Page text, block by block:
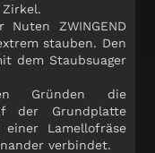
ZWINGEND
stauben. Den
dem Staubsuager
Gründen die
der Grundplatte
Lamellofräse
verbindet.